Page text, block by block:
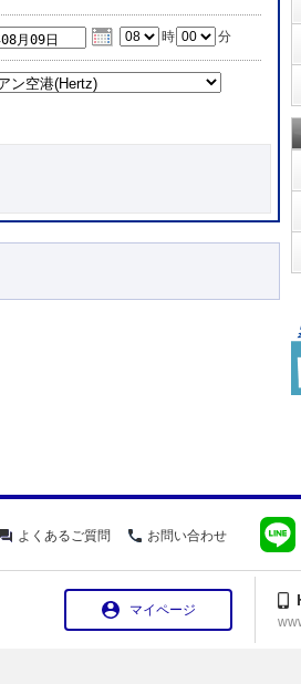
時 分
よくあるご質問 お問い合わせ
マイページ